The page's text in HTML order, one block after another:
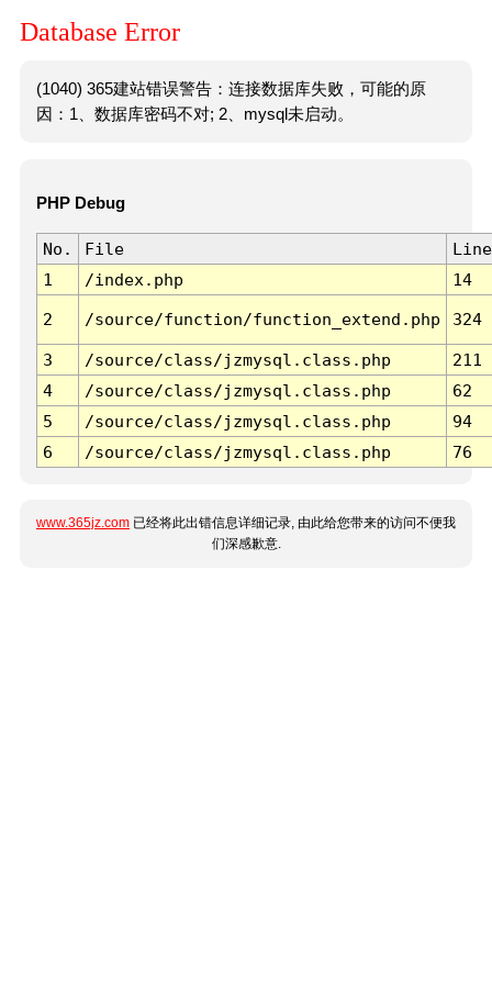
Database Error
(1040) 365建站错误警告：连接数据库失败，可能的原
因：1、数据库密码不对; 2、mysql未启动。
PHP Debug
No. File
Line
1
/index.php 14
2 /source/function/function_extend.php 324
3 /source/class/jzmysql.class.php
211
4
/source/class/jzmysql.class.php
62
5
/source/class/jzmysql.class.php
94
6
/source/class/jzmysql.class.php 76
www.365jz.com 已经将此出错信息详细记录, 由此给您带来的访问不便我
们深感歉意.